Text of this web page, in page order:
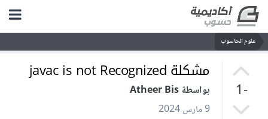
علوم الحاسوب
-1
مشكلة javac is not Recognized
بواسطة Atheer Bis
9 مارس 2024